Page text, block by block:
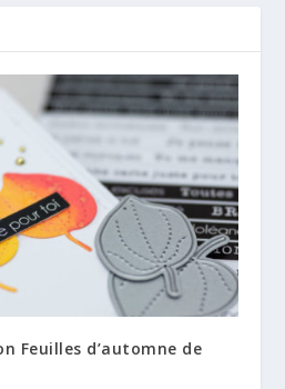
Feuilles d’automne de